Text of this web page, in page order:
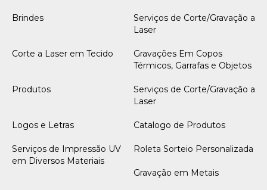
Brindes
Serviços de Corte/Gravação a
Laser
Corte a Laser em Tecido
Gravações Em Copos
Térmicos, Garrafas e Objetos
Produtos
Serviços de Corte/Gravação a
Laser
Logos e Letras Catalogo de Produtos
Serviços de Impressão UV
em Diversos Materiais
Roleta Sorteio Personalizada
Gravação em Metais